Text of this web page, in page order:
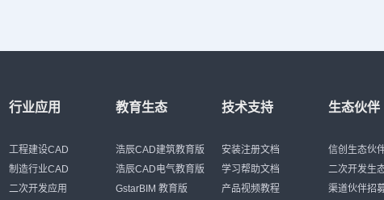
行业应用
工程建设CAD
制造行业CAD
二次开发应用
教育生态
浩辰CAD建筑教育版
浩辰CAD电气教育版
GstarBIM 教育版
技术支持
安装注册文档
学习帮助文档
产品视频教程
生态伙伴
信创生态伙
二次开发生
渠道伙伴招